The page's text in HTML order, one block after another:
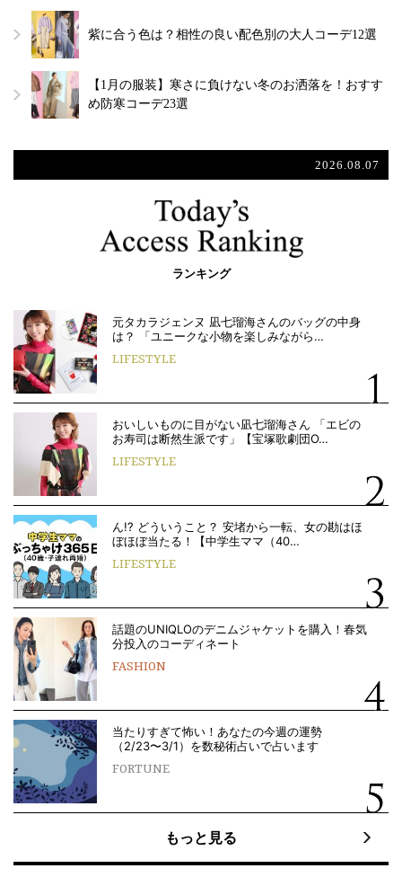
紫に合う色は？相性の良い配色別の大人コーデ12選
【1月の服装】寒さに負けない冬のお洒落を！おすす
め防寒コーデ23選
2026.08.07
ランキング
元タカラジェンヌ 凪七瑠海さんのバッグの中身
は？ 「ユニークな小物を楽しみながら…
LIFESTYLE
おいしいものに目がない凪七瑠海さん 「エビの
お寿司は断然生派です」【宝塚歌劇団O…
LIFESTYLE
ん!? どういうこと？ 安堵から一転、女の勘はほ
ぼほぼ当たる！【中学生ママ（40…
LIFESTYLE
話題のUNIQLOのデニムジャケットを購入！春気
分投入のコーディネート
FASHION
当たりすぎて怖い！あなたの今週の運勢
（2/23〜3/1）を数秘術占いで占います
FORTUNE
もっと見る